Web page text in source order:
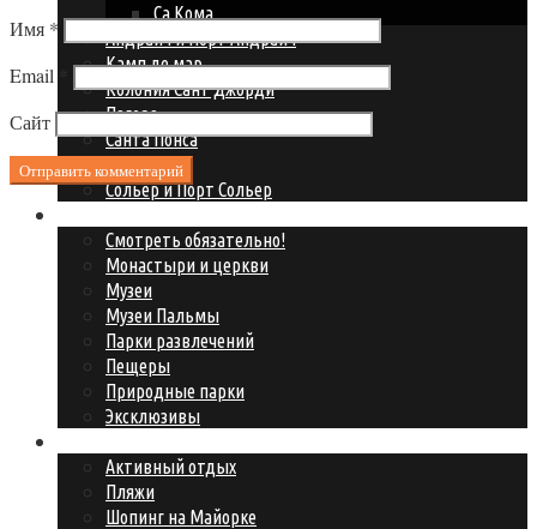
Са Кома
Андрайч и Порт Андрайч
Камп де мар
Колония Сант Джорди
Пагера
Санта Понса
Сант Эльм
Сольер и Порт Сольер
Смотреть обязательно!
Монастыри и церкви
Музеи
Музеи Пальмы
Парки развлечений
Пещеры
Природные парки
Эксклюзивы
Активный отдых
Пляжи
Шопинг на Майорке
Имя *
Email
Сайт